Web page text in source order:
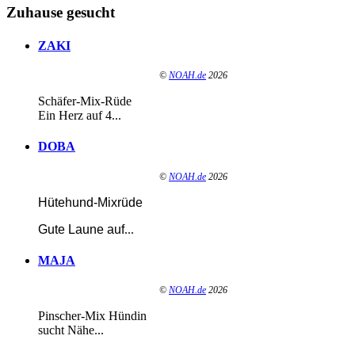
Zuhause gesucht
ZAKI
© NOAH.de 2026
Schäfer-Mix-Rüde
Ein Herz auf 4...
DOBA
© NOAH.de 2026
Hütehund-Mixrüde
Gute Laune auf...
MAJA
© NOAH.de 2026
Pinscher-Mix Hündin
sucht Nähe...